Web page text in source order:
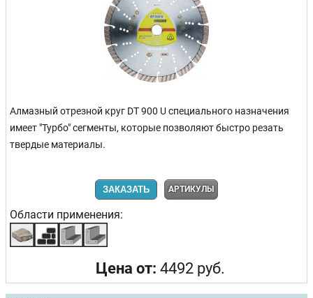
Алмазный отрезной круг DT 900 Uспециального назначения
имеет "Турбо" сегменты, которые позволяют быстро резать
твердые материалы.
ЗАКАЗАТЬ АРТИКУЛЫ
Области применения:
Цена от: 4492 руб.